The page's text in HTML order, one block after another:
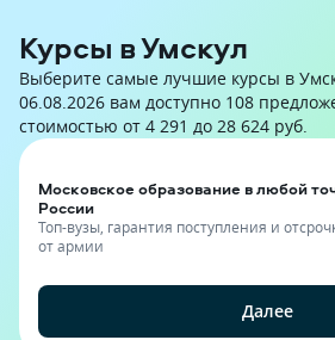
Курсы в Умскул
Выберите самые лучшие курсы в
06.08.2026 вам доступно 108
стоимостью от 4 291 до 28 624 руб.
Московское образование в любой
России
Топ-вузы, гарантия поступления и
от армии
Далее